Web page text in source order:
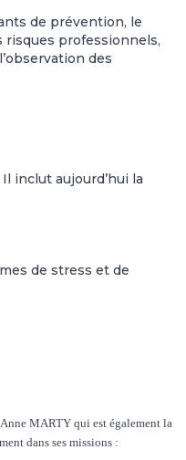
de prévention, le
professionnels,
des
inclut aujourd’hui la
de stress et de
MARTY qui est également la
dans ses missions :